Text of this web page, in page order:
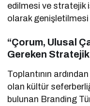
edilmesi ve stratejik
olarak genişletilmesi
“Çorum, Ulusal
Gereken Stratejik
Toplantının
olan kültür
bulunan Branding